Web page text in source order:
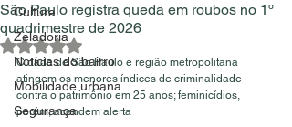
Cultura
Zeladoria
Notícias do bairro
Mobilidade urbana
Segurança
São Paulo registra queda em roubos no 1º
quadrimestre de 2026
Avaliado com NaN de 5 estrelas.
Cidade de São Paulo e região metropolitana
atingem os menores índices de criminalidade
contra o patrimônio em 25 anos; feminicídios,
porém, acendem alerta